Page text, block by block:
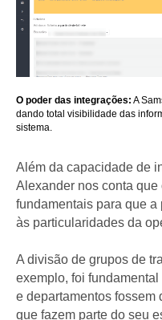
O poder das integrações: A
dando total visibilidade das
sistema.
Além da capacidade de
Alexander nos conta
fundamentais para que
às particularidades da
A divisão de grupos de
exemplo, foi
e departamentos fossem
que fazem parte do seu